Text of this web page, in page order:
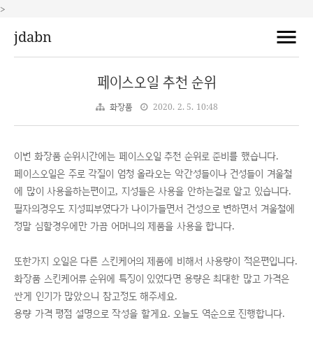
>
jdabn
페이스오일 추천 순위
화장품 2020. 2. 5. 10:48
이번 화장품 순위시간에는 페이스오일 추천 순위로 준비를 했습니다.
페이스오일은 주로 각질이 엄청 올라오는 악간성들이나 건성들이 겨울철
에 많이 사용을하는편이고, 지성들은 사용을 안하는걸로 알고 있습니다.
필자의경우도 지성피부였다가 나이가들면서 건성으로 변하면서 겨울철에
정말 심할경우에만 가끔 어머니의 제품을 사용을 합니다.
또한가지 오일은 다른 스킨케어의 제품에 비해서 사용량이 적은편입니다.
화장품 스킨케어류 순위에 특징이 있었다면 용량은 최대한 많고 가격은
싼게 인기가 많았으니 참고정도 해주세요.
용량 가격 평점 설명으로 작성을 할게요. 오늘도 역순으로 진행합니다.